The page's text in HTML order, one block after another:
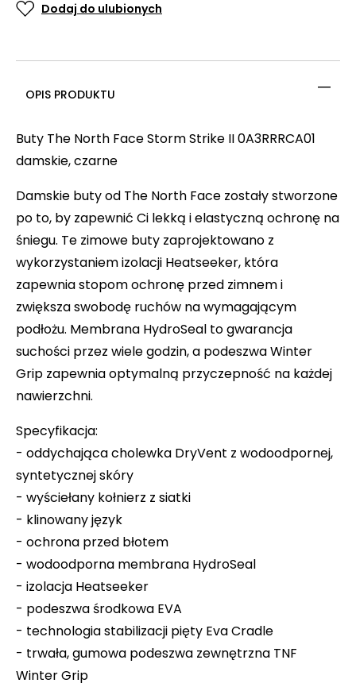
Dodaj do ulubionych
OPIS PRODUKTU
Buty The North Face Storm Strike II 0A3RRRCA01
damskie, czarne
Damskie buty od The North Face zostały stworzone
po to, by zapewnić Ci lekką i elastyczną ochronę na
śniegu. Te zimowe buty zaprojektowano z
wykorzystaniem izolacji Heatseeker, która
zapewnia stopom ochronę przed zimnem i
zwiększa swobodę ruchów na wymagającym
podłożu. Membrana HydroSeal to gwarancja
suchości przez wiele godzin, a podeszwa Winter
Grip zapewnia optymalną przyczepność na każdej
nawierzchni.
Specyfikacja:
- oddychająca cholewka DryVent z wodoodpornej,
syntetycznej skóry
- wyściełany kołnierz z siatki
- klinowany język
- ochrona przed błotem
- wodoodporna membrana HydroSeal
- izolacja Heatseeker
- podeszwa środkowa EVA
- technologia stabilizacji pięty Eva Cradle
- trwała, gumowa podeszwa zewnętrzna TNF
Winter Grip